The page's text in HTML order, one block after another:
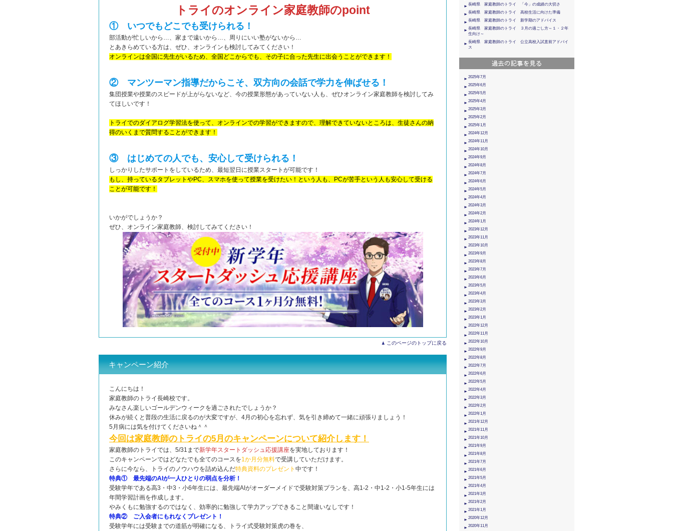
トライのオンライン家庭教師のpoint
① いつでもどこでも受けられる！
部活動が忙しいから…、家まで遠いから…、周りにいい塾がないから…
とあきらめている方は、ぜひ、オンラインも検討してみてください！
オンラインは全国に先生がいるため、全国どこからでも、その子に合った先生に出会うことができます！
② マンツーマン指導だからこそ、双方向の会話で学力を伸ばせる！
集団授業や授業のスピードが上がらないなど、今の授業形態があっていない人も、ぜひオンライン家庭教師を検討してみ
てほしいです！
トライでのダイアログ学習法を使って、オンラインでの学習ができますので、理解できていないところは、生徒さんの納
得のいくまで質問することができます！
③ はじめての人でも、安心して受けられる！
しっかりしたサポートをしているため、最短翌日に授業スタートが可能です！
もし、持っているタブレットやPC、スマホを使って授業を受けたい！という人も、PCが苦手という人も安心して受ける
ことが可能です！
いかがでしょうか？
ぜひ、オンライン家庭教師、検討してみてください！
このページのトップに戻る
キャンペーン紹介
こんにちは！
家庭教師のトライ長崎校です。
みなさん楽しいゴールデンウィークを過ごされたでしょうか？
休みが続くと普段の生活に戻るのが大変ですが、4月の初心を忘れず、気を引き締めて一緒に頑張りましょう！
5月病には気を付けてくださいね＾＾
今回は家庭教師のトライの5月のキャンペーンについて紹介します！
家庭教師のトライでは、5/31まで新学年スタートダッシュ応援講座を実地しております！
このキャンペーンではどなたでも全てのコースを1か月分無料で受講していただけます。
さらに今なら、トライのノウハウを詰め込んだ特典資料のプレゼント 中です！
特典① 最先端のAIが一人ひとりの弱点を分析！
受験学年である高3・中3・小6年生には、最先端AIがオーダーメイドで受験対策プランを、高1-2・中1-2・小1-5年生には
年間学習計画を作成します。
やみくもに勉強するのではなく、効率的に勉強して学力アップできること間違いなしです！
特典② ご入会者にもれなくプレゼント！
受験学年には受験までの道筋が明確になる、トライ式受験対策虎の巻を、
長崎県 家庭教師のトライ 「今」の成績の大切さ
長崎県 家庭教師のトライ 高校生活に向けた準備
長崎県 家庭教師のトライ 新学期のアドバイス
長崎県 家庭教師のトライ ３月の過ごし方～１・２年
生向け～
長崎県 家庭教師のトライ 公立高校入試直前アドバイ
ス
2025年7月
2025年6月
2025年5月
2025年4月
2025年3月
2025年2月
2025年1月
2024年12月
2024年11月
2024年10月
2024年9月
2024年8月
2024年7月
2024年6月
2024年5月
2024年4月
2024年3月
2024年2月
2024年1月
2023年12月
2023年11月
2023年10月
2023年9月
2023年8月
2023年7月
2023年6月
2023年5月
2023年4月
2023年3月
2023年2月
2023年1月
2022年12月
2022年11月
2022年10月
2022年9月
2022年8月
2022年7月
2022年6月
2022年5月
2022年4月
2022年3月
2022年2月
2022年1月
2021年12月
2021年11月
2021年10月
2021年9月
2021年8月
2021年7月
2021年6月
2021年5月
2021年4月
2021年3月
2021年2月
2021年1月
2020年12月
2020年11月